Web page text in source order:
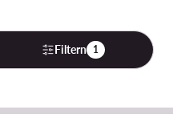
Filtern 1